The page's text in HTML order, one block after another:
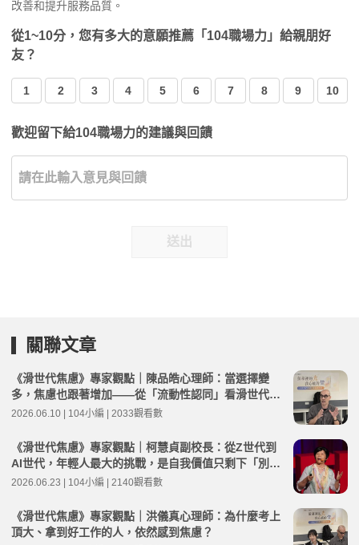
改善和提升服務品質。
從1~10分，您有多大的意願推薦「104職場力」給親朋好
友？
1 2 3 4 5 6 7 8 9 10
歡迎留下給104職場力的建議與回饋
送出
關聯文章
《滑世代焦慮》專家觀點｜陳品皓心理師：當選擇變
多，焦慮也跟著增加——從「流動性認同」看滑世代的
內在困境
2026.06.10 | 104小編 | 2033觀看數
《滑世代焦慮》專家觀點｜柯慧貞副校長：從Z世代到
AI世代，年輕人最大的挑戰，是自我價值只剩下「別人
怎麼看我」
2026.06.23 | 104小編 | 2140觀看數
《滑世代焦慮》專家觀點｜洪儀真心理師：為什麼考上
頂大、拿到好工作的人，依然感到焦慮？